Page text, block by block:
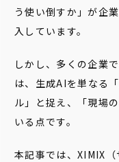
う使い倒すか」が企
入しています。
しかし、多くの企業
は、生成AIを単なる
ル」と捉え、「現場
いる点です。
本記事では、XIMIX